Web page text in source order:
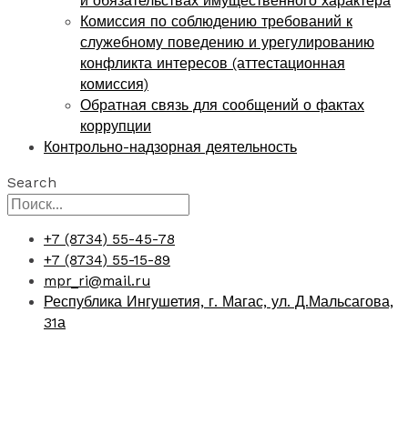
Комиссия по соблюдению требований к
служебному поведению и урегулированию
конфликта интересов (аттестационная
комиссия)
Обратная связь для сообщений о фактах
коррупции
Контрольно-надзорная деятельность
Search
+7 (8734) 55-45-78
+7 (8734) 55-15-89
mpr_ri@mail.ru
Республика Ингушетия, г. Магас, ул. Д.Мальсагова,
31а